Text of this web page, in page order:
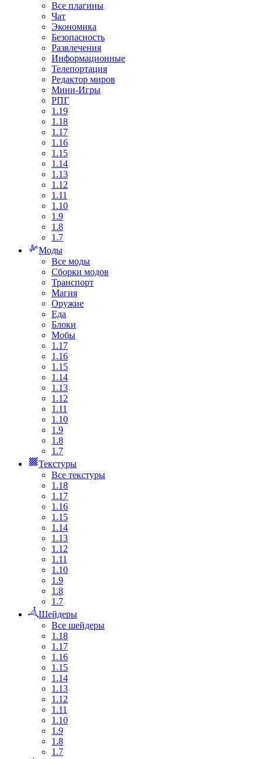
Все плагины
Чат
Экономика
Безопасность
Развлечения
Информационные
Телепортация
Редактор миров
Мини-Игры
РПГ
1.19
1.18
1.17
1.16
1.15
1.14
1.13
1.12
1.11
1.10
1.9
1.8
1.7
Моды
Все моды
Сборки модов
Транспорт
Магия
Оружие
Еда
Блоки
Мобы
1.17
1.16
1.15
1.14
1.13
1.12
1.11
1.10
1.9
1.8
1.7
Текстуры
Все текстуры
1.18
1.17
1.16
1.15
1.14
1.13
1.12
1.11
1.10
1.9
1.8
1.7
Шейдеры
Все шейдеры
1.18
1.17
1.16
1.15
1.14
1.13
1.12
1.11
1.10
1.9
1.8
1.7